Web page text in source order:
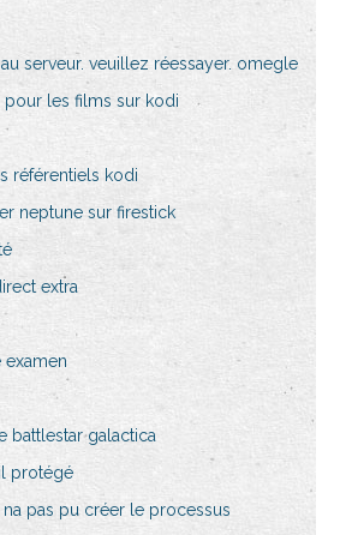
serveur. veuillez réessayer. omegle
les films sur kodi
référentiels kodi
neptune sur firestick
extra
battlestar galactica
protégé
na pas pu créer le processus